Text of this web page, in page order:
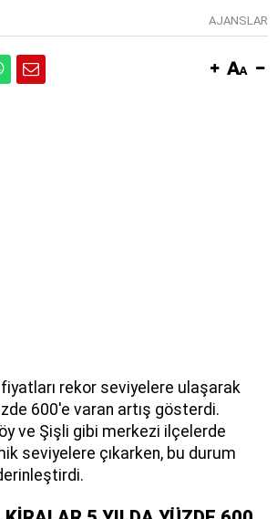
AJANSLAR
rekor seviyelere ulaşarak
600'e varan artış gösterdi.
ve Şişli gibi merkezi ilçelerde
seviyelere çıkarken, bu durum